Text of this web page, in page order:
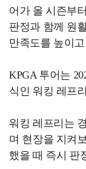
어가 올 시즌부
판정과 함께 원
만족도를 높이
KPGA 투어는
식인 워킹 레프
워킹 레프리는
며 현장을 지켜
했을 때 즉시 판